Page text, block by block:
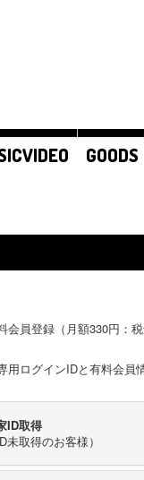
GOODS
員登録（月額330円：
ログインIDと有料会
ID取得
未取得のお客様）